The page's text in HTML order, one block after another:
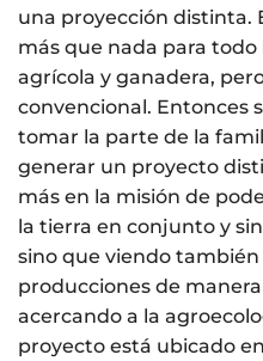
una proyección distinta.
más que nada para
agrícola y ganadera,
convencional. Entonces
tomar la parte de la
generar un proyecto
más en la misión de
la tierra en conjunto y
sino que viendo
producciones de
acercando a la
proyecto está ubicado